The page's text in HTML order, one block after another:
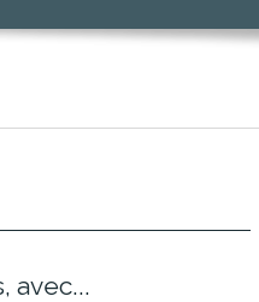
avec...